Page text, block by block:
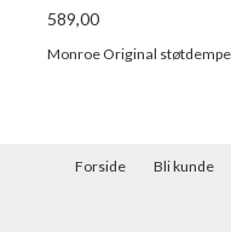
589,00
Monroe Original
Forside Bli kunde